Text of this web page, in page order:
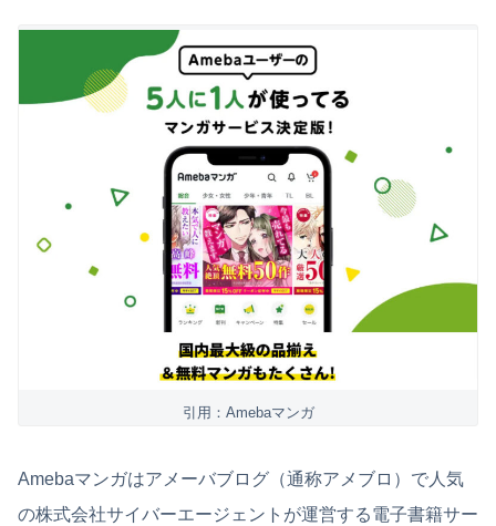
引用：Amebaマンガ
Amebaマンガはアメーバブログ（通称アメブロ）で人気
の株式会社サイバーエージェントが運営する電子書籍サー